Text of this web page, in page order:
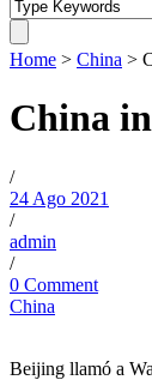
Home > China >
China
/
24 Ago 2021
/
admin
/
0 Comment
China
Beijing llamó a